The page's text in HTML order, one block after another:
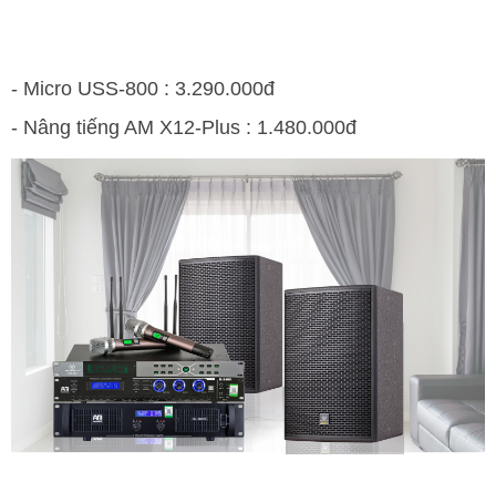
- Micro USS-800 : 3.290.000đ
- Nâng tiếng AM X12-Plus : 1.480.000đ